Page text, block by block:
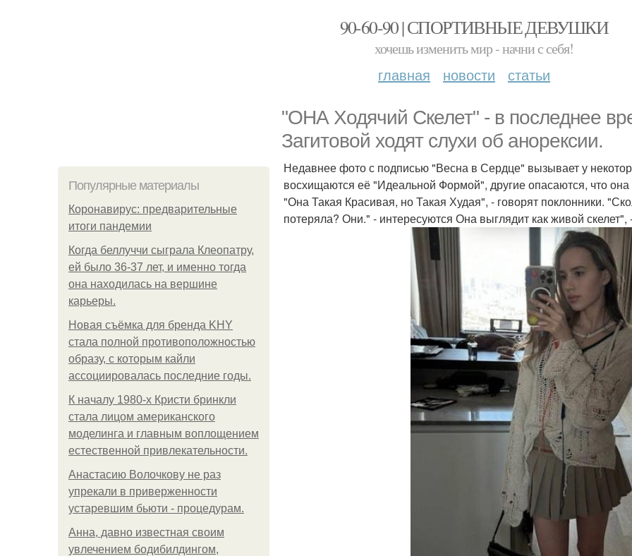
90-60-90 | СПОРТИВНЫЕ ДЕВУШКИ
хочешь изменить мир - начни с себя!
главная новости статьи
"ОНА Ходячий Скелет" - в последнее
Загитовой ходят слухи об анорексии.
Популярные материалы
Коронавирус: предварительные
итоги пандемии
Когда беллуччи сыграла Клеопатру,
ей было 36-37 лет, и именно тогда
она находилась на вершине
карьеры.
Новая съёмка для бренда KHY
стала полной противоположностью
образу, с которым кайли
ассоциировалась последние годы.
К началу 1980-х Кристи бринкли
стала лицом американского
моделинга и главным воплощением
естественной привлекательности.
Анастасию Волочкову не раз
упрекали в приверженности
устаревшим бьюти - процедурам.
Анна, давно известная своим
увлечением бодибилдингом,
Недавнее фото с подписью "Весна в Сердце" вызывает у
восхищаются её "Идеальной Формой", другие опасаются, что
"Она Такая Красивая, но Такая Худая", - говорят поклонники.
потеряла? Они." - интересуются Она выглядит как живой